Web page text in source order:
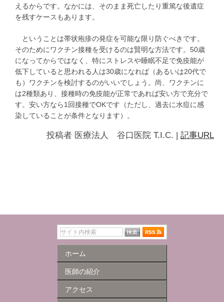
えるからです。なかには、そのまま死亡したり重篤な後遺症
を残すケースもあります。
ということは帯状疱疹の発症を可能な限り防ぐべきです。
そのためにワクチン接種を受けるのは賢明な方法です。50歳
になってからではなく、特にストレスや睡眠不足で免疫能が
低下していると思われる人は30歳になれば（あるいは20代で
も）ワクチンを検討するのがいいでしょう。尚、ワクチンに
は2種類あり、接種時の免疫能が正常であれば安い方で充分で
す。安い方なら1回接種でOKです（ただし、過去に水痘に感
染していることが条件となります）。
投稿者 医療法人 谷口医院 T.I.C. | 記事URL
ホーム
医師の紹介
アクセス